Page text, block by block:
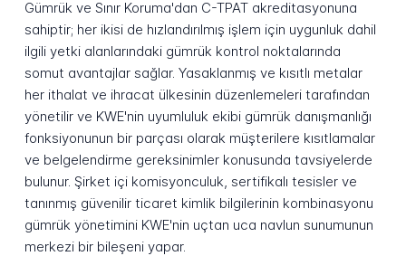
Gümrük ve Sınır Koruma'dan C-TPAT akreditasyonuna
sahiptir; her ikisi de hızlandırılmış işlem için uygunluk dahil
ilgili yetki alanlarındaki gümrük kontrol noktalarında
somut avantajlar sağlar. Yasaklanmış ve kısıtlı metalar
her ithalat ve ihracat ülkesinin düzenlemeleri tarafından
yönetilir ve KWE'nin uyumluluk ekibi gümrük danışmanlığı
fonksiyonunun bir parçası olarak müşterilere kısıtlamalar
ve belgelendirme gereksinimler konusunda tavsiyelerde
bulunur. Şirket içi komisyonculuk, sertifikalı tesisler ve
tanınmış güvenilir ticaret kimlik bilgilerinin kombinasyonu
gümrük yönetimini KWE'nin uçtan uca navlun sunumunun
merkezi bir bileşeni yapar.